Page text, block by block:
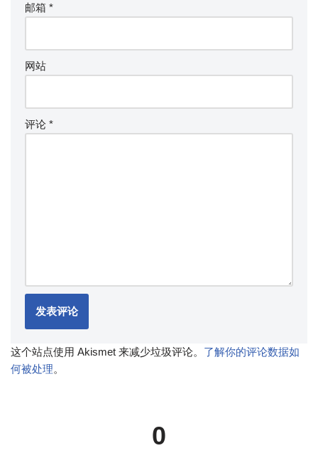
邮箱 *
网站
评论 *
这个站点使用 Akismet 来减少垃圾评论。 了解你的评论数据如
何被处理。
0